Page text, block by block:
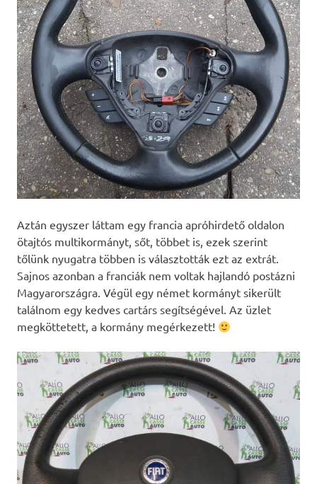
Aztán egyszer láttam egy francia apróhirdető oldalon
ötajtós multikormányt, sőt, többet is, ezek szerint
tőlünk nyugatra többen is választották ezt az extrát.
Sajnos azonban a franciák nem voltak hajlandó postázni
Magyarországra. Végül egy német kormányt sikerült
találnom egy kedves cartárs segítségével. Az üzlet
megköttetett, a kormány megérkezett!